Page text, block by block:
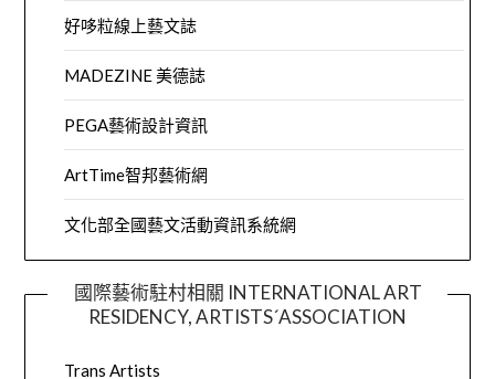
好哆粒線上藝文誌
MADEZINE 美德誌
PEGA藝術設計資訊
ArtTime智邦藝術網
文化部全國藝文活動資訊系統網
國際藝術駐村相關 INTERNATIONAL ART
RESIDENCY, ARTISTS´ASSOCIATION
Trans Artists